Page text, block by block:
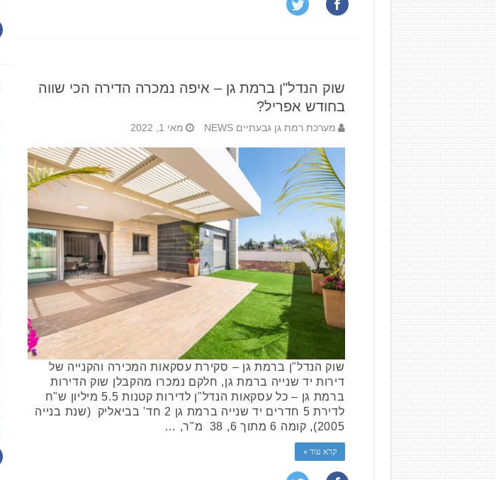
שוק הנדל"ן ברמת גן – איפה נמכרה הדירה הכי שווה
בחודש אפריל?
מערכת רמת גן גבעתיים NEWS מאי 1, 2022
שוק הנדל"ן ברמת גן – סקירת עסקאות המכירה והקנייה של
דירות יד שנייה ברמת גן, חלקם נמכרו מהקבלן שוק הדירות
ברמת גן – כל עסקאות הנדל"ן לדירות קטנות 5.5 מיליון ש"ח
לדירת 5 חדרים יד שנייה ברמת גן 2 חד' בביאליק (שנת בנייה
2005), קומה 6 מתוך 6, 38 מ"ר, …
קרא עוד »